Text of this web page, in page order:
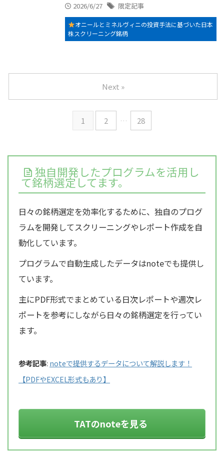
2026/6/27 限定記事
オニールとミネルヴィニの投資手法に基づいた日本
株スクリーニング銘柄
1 2 … 28
Next »
独自開発したプログラムを活用し
て銘柄選定してます。
日々の銘柄選定を効率化するために、独自のプログ
ラムを開発してスクリーニングやレポート作成を自
動化しています。
プログラムで自動生成したデータはnoteでも提供し
ています。
主にPDF形式でまとめている日次レポートや週次レ
ポートを参考にしながら日々の銘柄選定を行ってい
ます。
参考記事: noteで提供するデータについて解説します！
【PDFやEXCEL形式もあり】
TATのnoteを見る